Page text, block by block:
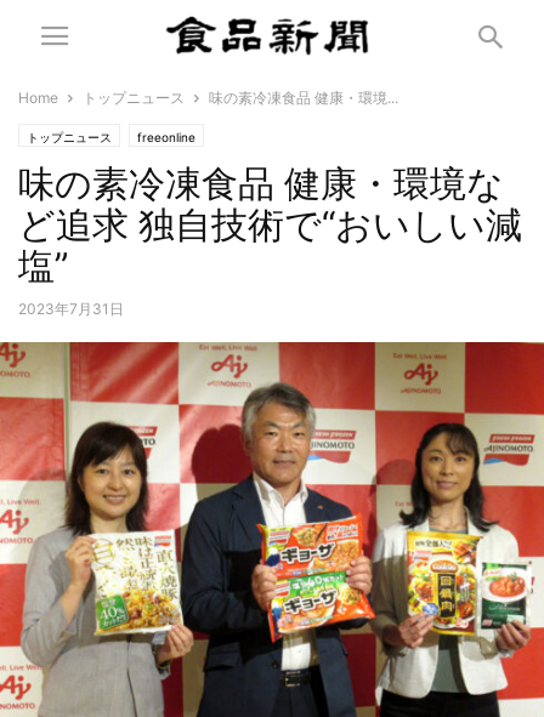
Home トップニュース 味の素冷凍食品 健康・環境...
トップニュース freeonline
味の素冷凍食品 健康・環境な
ど追求 独自技術で“おいしい減
塩”
2023年7月31日